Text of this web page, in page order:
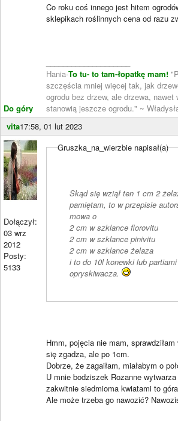
Do góry
Co roku coś innego jest hitem
sklepikach roślinnych cena od razu
Hania-To tu- to tam-łopatkę mam!
szczęścia mniej więcej tak, jak
ogrodu bez drzew, ale drzewa,
stanowią jeszcze ogrodu." ~
vita17:58, 01 lut 2023
Dołączył:
03 wrz
2012
Posty:
5133
Gruszka_na_wierzbie napisał(a)
Skąd się wziął ten 1 cm 2
pamiętam, to w przepisie
mowa o
2 cm w szklance florovitu
2 cm w szklance pinivitu
2 cm w szklance żelaza
i to do 10l konewki lub
opryskiwacza.
Hmm, pojęcia nie mam,
się zgadza, ale po 1cm.
Dobrze, że zagaiłam, miałabym o
U mnie bodziszek Rozanne
zakwitnie siedmioma kwiatami to
Ale może trzeba go nawozić?